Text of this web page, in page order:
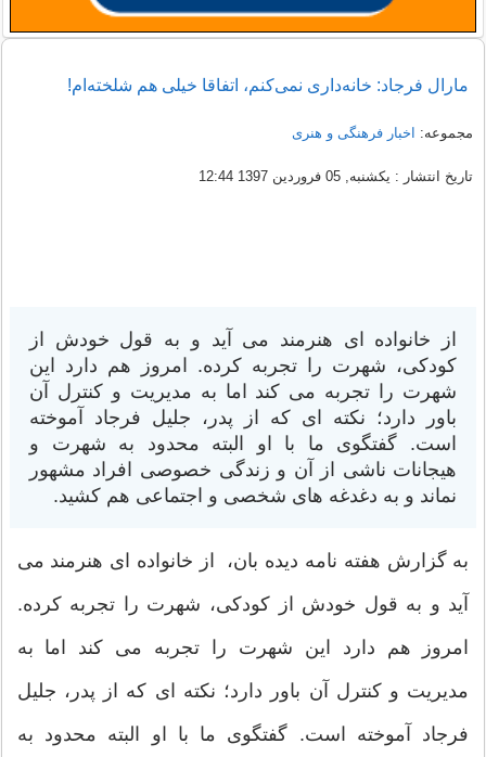
مارال فرجاد: خانه‌داری نمی‌کنم، اتفاقا خیلی هم شلخته‌ام!
مجموعه: اخبار فرهنگی و هنری
تاریخ انتشار : یکشنبه, 05 فروردين 1397 12:44
از خانواده ای هنرمند می آید و به قول خودش از
کودکی، شهرت را تجربه کرده. امروز هم دارد این
شهرت را تجربه می کند اما به مدیریت و کنترل آن
باور دارد؛ نکته ای که از پدر، جلیل فرجاد آموخته
است. گفتگوی ما با او البته محدود به شهرت و
هیجانات ناشی از آن و زندگی خصوصی افراد مشهور
نماند و به دغدغه های شخصی و اجتماعی هم کشید.
به گزارش هفته نامه دیده بان، از خانواده ای هنرمند می
آید و به قول خودش از کودکی، شهرت را تجربه کرده.
امروز هم دارد این شهرت را تجربه می کند اما به
مدیریت و کنترل آن باور دارد؛ نکته ای که از پدر، جلیل
فرجاد آموخته است. گفتگوی ما با او البته محدود به